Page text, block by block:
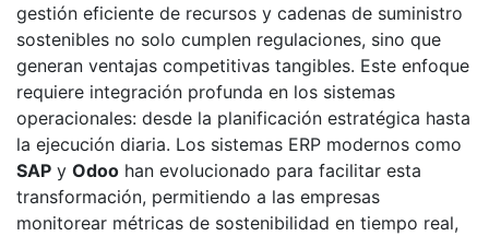
gestión eficiente de recursos y cadenas de suministro
sostenibles no solo cumplen regulaciones, sino que
generan ventajas competitivas tangibles. Este enfoque
requiere integración profunda en los sistemas
operacionales: desde la planificación estratégica hasta
la ejecución diaria. Los sistemas ERP modernos como
SAP y Odoo han evolucionado para facilitar esta
transformación, permitiendo a las empresas
monitorear métricas de sostenibilidad en tiempo real,